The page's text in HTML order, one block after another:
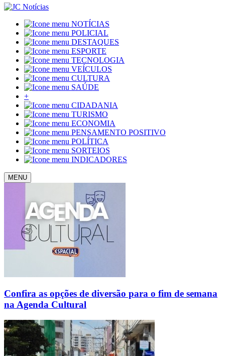
NOTÍCIAS
POLICIAL
DESTAQUES
ESPORTE
TECNOLOGIA
VEÍCULOS
CULTURA
SAÚDE
+
CIDADANIA
TURISMO
ECONOMIA
PENSAMENTO POSITIVO
POLÍTICA
SORTEIOS
INDICADORES
MENU
Confira as opções de diversão para o fim de semana
na Agenda Cultural